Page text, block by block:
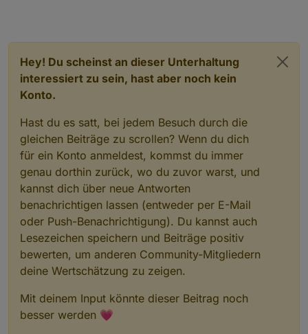
Hey! Du scheinst an dieser Unterhaltung
interessiert zu sein, hast aber noch kein
Konto.
Hast du es satt, bei jedem Besuch durch die
gleichen Beiträge zu scrollen? Wenn du dich
für ein Konto anmeldest, kommst du immer
genau dorthin zurück, wo du zuvor warst, und
kannst dich über neue Antworten
benachrichtigen lassen (entweder per E-Mail
oder Push-Benachrichtigung). Du kannst auch
Lesezeichen speichern und Beiträge positiv
bewerten, um anderen Community-Mitgliedern
deine Wertschätzung zu zeigen.
Mit deinem Input könnte dieser Beitrag noch
besser werden 💗